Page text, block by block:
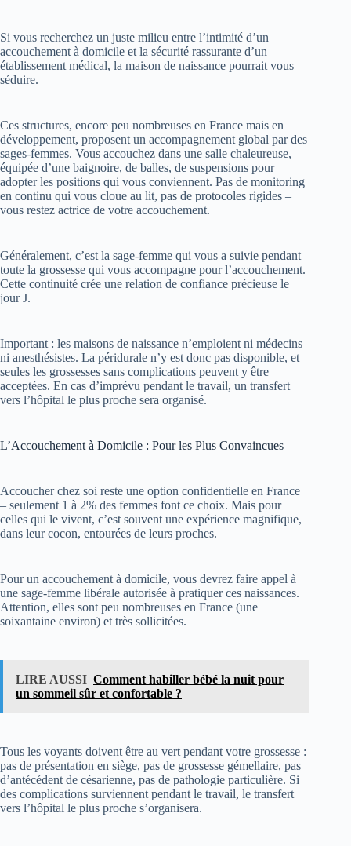
Si vous recherchez un juste milieu entre l’intimité d’un
accouchement à domicile et la sécurité rassurante d’un
établissement médical, la maison de naissance pourrait vous
séduire.
Ces structures, encore peu nombreuses en France mais en
développement, proposent un accompagnement global par des
sages-femmes. Vous accouchez dans une salle chaleureuse,
équipée d’une baignoire, de balles, de suspensions pour
adopter les positions qui vous conviennent. Pas de monitoring
en continu qui vous cloue au lit, pas de protocoles rigides –
vous restez actrice de votre accouchement.
Généralement, c’est la sage-femme qui vous a suivie pendant
toute la grossesse qui vous accompagne pour l’accouchement.
Cette continuité crée une relation de confiance précieuse le
jour J.
Important : les maisons de naissance n’emploient ni médecins
ni anesthésistes. La péridurale n’y est donc pas disponible, et
seules les grossesses sans complications peuvent y être
acceptées. En cas d’imprévu pendant le travail, un transfert
vers l’hôpital le plus proche sera organisé.
L’Accouchement à Domicile : Pour les Plus Convaincues
Accoucher chez soi reste une option confidentielle en France
– seulement 1 à 2% des femmes font ce choix. Mais pour
celles qui le vivent, c’est souvent une expérience magnifique,
dans leur cocon, entourées de leurs proches.
Pour un accouchement à domicile, vous devrez faire appel à
une sage-femme libérale autorisée à pratiquer ces naissances.
Attention, elles sont peu nombreuses en France (une
soixantaine environ) et très sollicitées.
LIRE AUSSI Comment habiller bébé la nuit pour
un sommeil sûr et confortable ?
Tous les voyants doivent être au vert pendant votre grossesse :
pas de présentation en siège, pas de grossesse gémellaire, pas
d’antécédent de césarienne, pas de pathologie particulière. Si
des complications surviennent pendant le travail, le transfert
vers l’hôpital le plus proche s’organisera.